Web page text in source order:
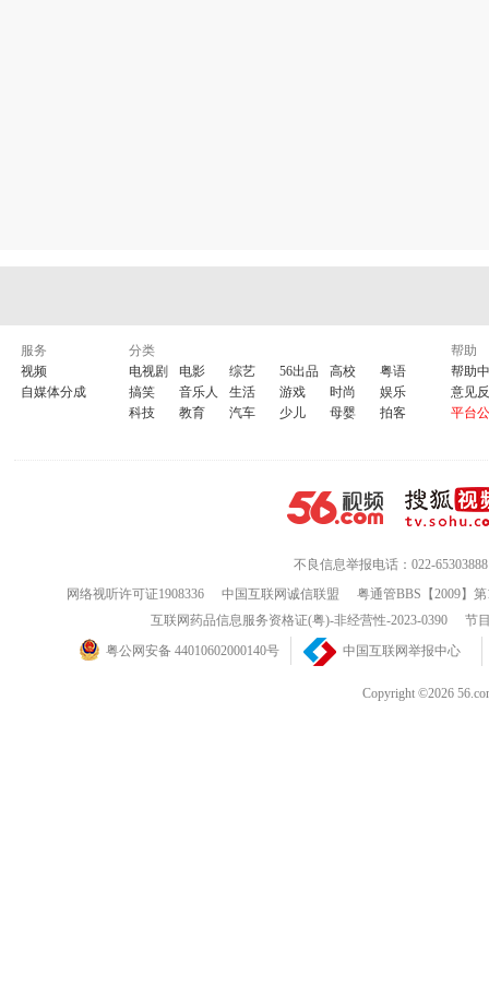
服务
视频
自媒体分成
分类
电视剧
电影 综艺 56出品 高校
粤语
搞笑
音乐人 生活 游戏 时尚
娱乐
科技
教育 汽车 少儿 母婴 拍客
帮助
帮助
意见
平台
不良信息举报电话：022-65303888
网络视听许可证1908336
中国互联网诚信联盟
粤通管BBS【2009】
互联网药品信息服务资格证(粤)-非经营性-2023-0390
节
粤公网安备 44010602000140号
中国互联网举报中心
Copyright ©2026